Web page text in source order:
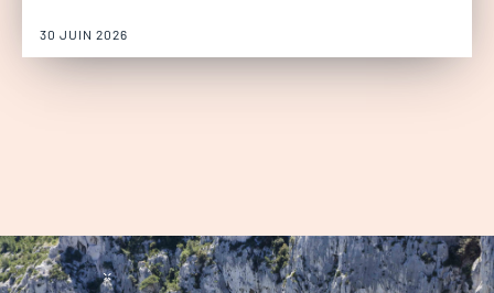
30 JUIN 2026